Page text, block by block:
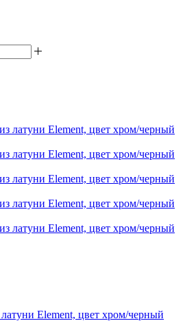
Element, цвет хром/черный